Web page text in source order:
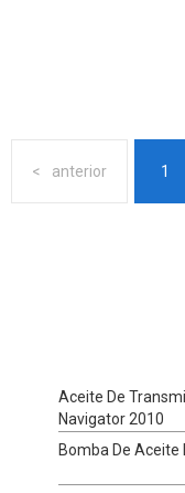
anterior 1
Aceite De
Navigator 2010
Bomba De